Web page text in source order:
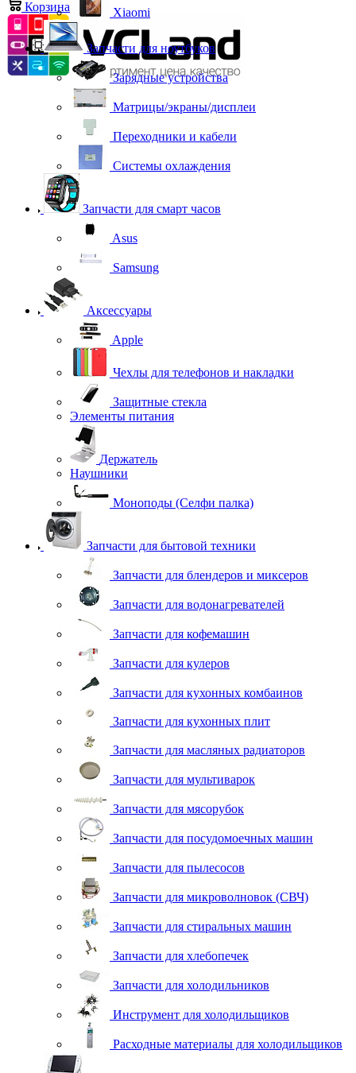
Корзина Xiaomi
Запчасти для ноутбуков
Зарядные устройства
Матрицы/экраны/дисплеи
Переходники и кабели
Системы охлаждения
Запчасти для смарт часов
Asus
Samsung
Аксессуары
Apple
Чехлы для телефонов и накладки
Защитные стекла
Элементы питания
Держатель
Наушники
Моноподы (Селфи палка)
Запчасти для бытовой техники
Запчасти для блендеров и миксеров
Запчасти для водонагревателей
Запчасти для кофемашин
Запчасти для кулеров
Запчасти для кухонных комбаинов
Запчасти для кухонных плит
Запчасти для масляных радиаторов
Запчасти для мультиварок
Запчасти для мясорубок
Запчасти для посудомоечных машин
Запчасти для пылесосов
Запчасти для микроволновок (СВЧ)
Запчасти для стиральных машин
Запчасти для хлебопечек
Запчасти для холодильников
Инструмент для холодильщиков
Расходные материалы для холодильщиков